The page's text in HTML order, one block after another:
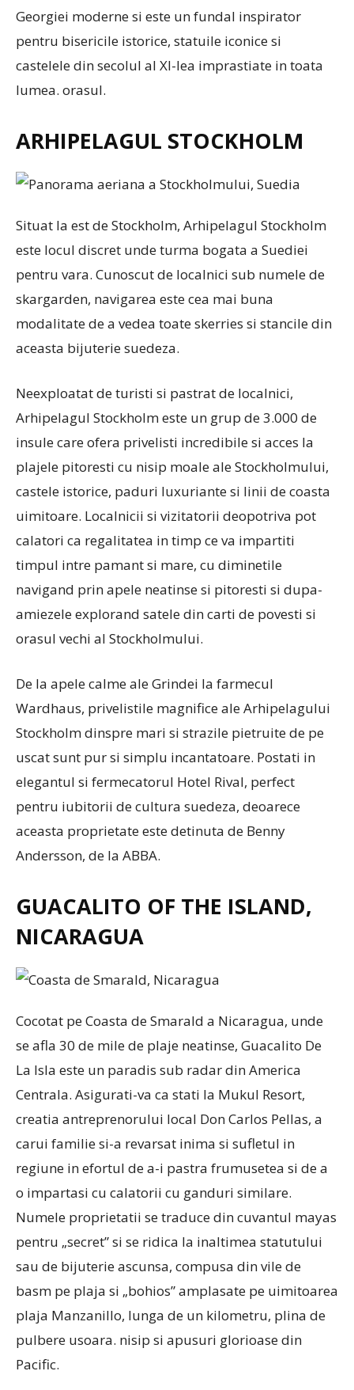
Georgiei moderne si este un fundal inspirator
pentru bisericile istorice, statuile iconice si
castelele din secolul al XI-lea imprastiate in toata
lumea. orasul.
ARHIPELAGUL STOCKHOLM
Situat la est de Stockholm, Arhipelagul Stockholm
este locul discret unde turma bogata a Suediei
pentru vara. Cunoscut de localnici sub numele de
skargarden, navigarea este cea mai buna
modalitate de a vedea toate skerries si stancile din
aceasta bijuterie suedeza.
Neexploatat de turisti si pastrat de localnici,
Arhipelagul Stockholm este un grup de 3.000 de
insule care ofera privelisti incredibile si acces la
plajele pitoresti cu nisip moale ale Stockholmului,
castele istorice, paduri luxuriante si linii de coasta
uimitoare. Localnicii si vizitatorii deopotriva pot
calatori ca regalitatea in timp ce va impartiti
timpul intre pamant si mare, cu diminetile
navigand prin apele neatinse si pitoresti si dupa-
amiezele explorand satele din carti de povesti si
orasul vechi al Stockholmului.
De la apele calme ale Grindei la farmecul
Wardhaus, privelistile magnifice ale Arhipelagului
Stockholm dinspre mari si strazile pietruite de pe
uscat sunt pur si simplu incantatoare. Postati in
elegantul si fermecatorul Hotel Rival, perfect
pentru iubitorii de cultura suedeza, deoarece
aceasta proprietate este detinuta de Benny
Andersson, de la ABBA.
GUACALITO OF THE ISLAND,
NICARAGUA
Cocotat pe Coasta de Smarald a Nicaragua, unde
se afla 30 de mile de plaje neatinse, Guacalito De
La Isla este un paradis sub radar din America
Centrala. Asigurati-va ca stati la Mukul Resort,
creatia antreprenorului local Don Carlos Pellas, a
carui familie si-a revarsat inima si sufletul in
regiune in efortul de a-i pastra frumusetea si de a
o impartasi cu calatorii cu ganduri similare.
Numele proprietatii se traduce din cuvantul mayas
pentru „secret” si se ridica la inaltimea statutului
sau de bijuterie ascunsa, compusa din vile de
basm pe plaja si „bohios” amplasate pe uimitoarea
plaja Manzanillo, lunga de un kilometru, plina de
pulbere usoara. nisip si apusuri glorioase din
Pacific.